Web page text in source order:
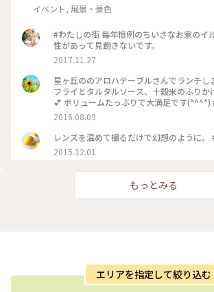
イベント, 風景・景色
#わたしの街 毎年恒例のちいさなお家のイ
性があって見飽きないです。
2017.11.27
星ヶ丘ののアロハテーブルさんでランチし
フライとタルタルソース、十穀米のふりか
💕 ボリュームたっぶりで大満足です(*^^*)
ラス #カフェ#アロハテーブル
2016.08.09
レンズを温めて撮るだけで幻想のように。
2015.12.01
もっとみる
エリアを指定して絞り込む